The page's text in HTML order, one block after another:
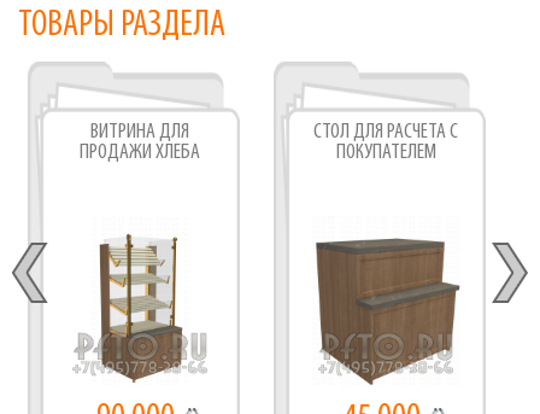
ТОВАРЫ РАЗДЕЛА
ВИТРИНА ДЛЯ
ПРОДАЖИ ХЛЕБА
СТОЛ ДЛЯ РАСЧЁТА С
ПОКУПАТЕЛЕМ